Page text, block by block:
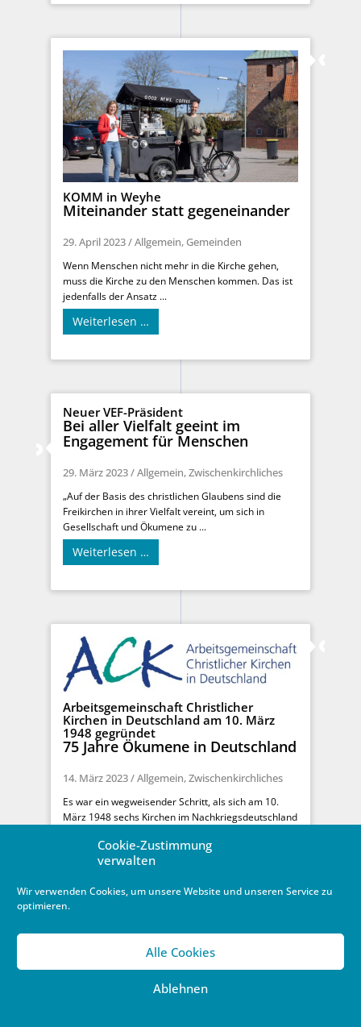
Cookie-Zustimmung
verwalten
Wir verwenden Cookies, um unsere Website und unseren Service zu
optimieren.
Alle Cookies
Ablehnen
KOMM in Weyhe
Miteinander statt gegeneinander
29. April 2023/Allgemein, Gemeinden
Wenn Menschen nicht mehr in die Kirche gehen,
muss die Kirche zu den Menschen kommen. Das ist
jedenfalls der Ansatz ...
Weiterlesen …
Neuer VEF-Präsident
Bei aller Vielfalt geeint im
Engagement für Menschen
29. März 2023/Allgemein,Zwischenkirchliches
„Auf der Basis des christlichen Glaubens sind die
Freikirchen in ihrer Vielfalt vereint, um sich in
Gesellschaft und Ökumene zu ...
Weiterlesen …
Arbeitsgemeinschaft Christlicher
Kirchen in Deutschland am 10. März
1948 gegründet
75 Jahre Ökumene in Deutschland
14. März 2023/Allgemein,Zwischenkirchliches
Es war ein wegweisender Schritt, als sich am 10.
März 1948 sechs Kirchen im Nachkriegsdeutschland
Christlicher ...